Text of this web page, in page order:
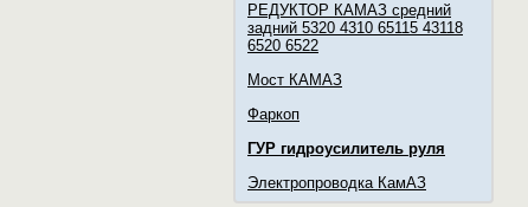
РЕДУКТОР КАМАЗ средний
задний 5320 4310 65115 43118
6520 6522
Мост КАМАЗ
Фаркоп
ГУР гидроусилитель руля
Электропроводка КамАЗ